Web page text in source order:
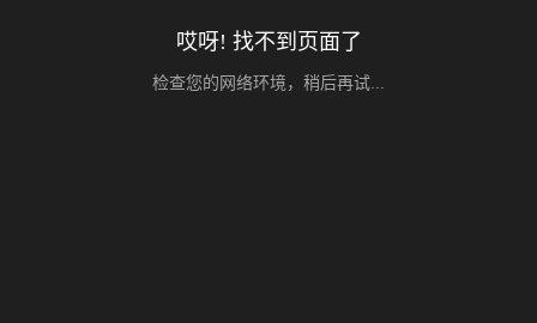
哎呀! 找不到页面了
检查您的网络环境，稍后再试...